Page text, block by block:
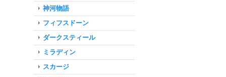
神河物語
フィフスドーン
ダークスティール
ミラディン
スカージ